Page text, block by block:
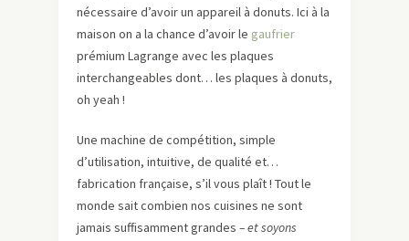
nécessaire d’avoir un appareil à donuts. Ici à la
maison on a la chance d’avoir le gaufrier
prémium Lagrange avec les plaques
interchangeables dont… les plaques à donuts,
oh yeah !
Une machine de compétition, simple
d’utilisation, intuitive, de qualité et…
fabrication française, s’il vous plaît ! Tout le
monde sait combien nos cuisines ne sont
jamais suffisamment grandes – et soyons